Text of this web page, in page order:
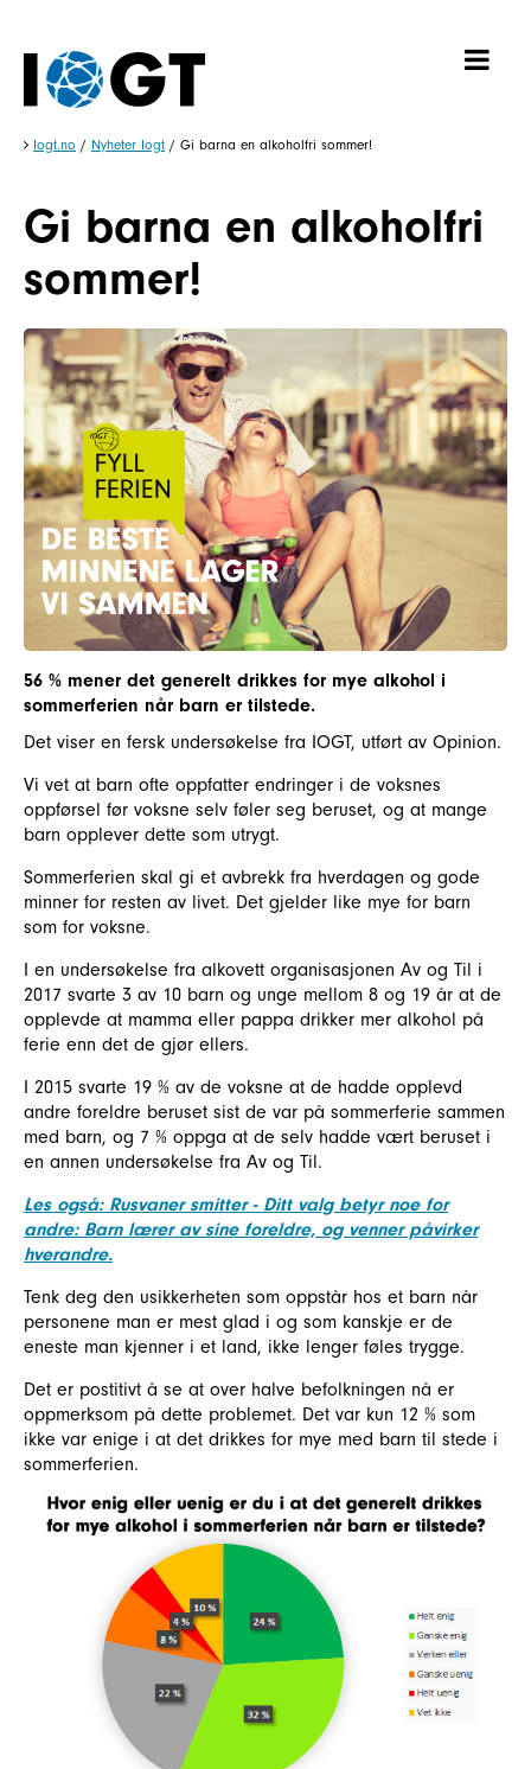
Iogt.no / Nyheter Iogt / Gi barna en alkoholfri sommer!
Gi barna en alkoholfri
sommer!
56 % mener det generelt drikkes for mye alkohol i
sommerferien når barn er tilstede.
Det viser en fersk undersøkelse fra IOGT, utført av Opinion.
Vi vet at barn ofte oppfatter endringer i de voksnes
oppførsel før voksne selv føler seg beruset, og at mange
barn opplever dette som utrygt.
Sommerferien skal gi et avbrekk fra hverdagen og gode
minner for resten av livet. Det gjelder like mye for barn
som for voksne.
I en undersøkelse fra alkovett organisasjonen Av og Til i
2017 svarte 3 av 10 barn og unge mellom 8 og 19 år at de
opplevde at mamma eller pappa drikker mer alkohol på
ferie enn det de gjør ellers.
I 2015 svarte 19 % av de voksne at de hadde opplevd
andre foreldre beruset sist de var på sommerferie sammen
med barn, og 7 % oppga at de selv hadde vært beruset i
en annen undersøkelse fra Av og Til.
Les også: Rusvaner smitter - Ditt valg betyr noe for
andre: Barn lærer av sine foreldre, og venner påvirker
hverandre.
Tenk deg den usikkerheten som oppstår hos et barn når
personene man er mest glad i og som kanskje er de
eneste man kjenner i et land, ikke lenger føles trygge.
Det er postitivt å se at over halve befolkningen nå er
oppmerksom på dette problemet. Det var kun 12 % som
ikke var enige i at det drikkes for mye med barn til stede i
sommerferien.